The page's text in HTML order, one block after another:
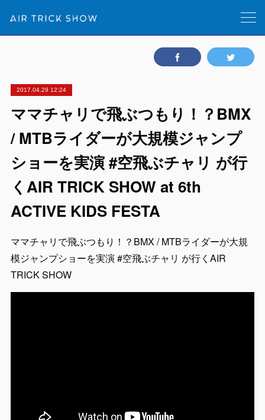
2017.04.29 12:24
ママチャリで飛ぶつもり！？BMX
/ MTBライダーが大規模ジャンプ
ショーを実演 #空飛ぶチャリ が行
くAIR TRICK SHOW at 6th
ACTIVE KIDS FESTA
ママチャリで飛ぶつもり！？BMX / MTBライダーが大規
模ジャンプショーを実演 #空飛ぶチャリ が行くAIR
TRICK SHOW